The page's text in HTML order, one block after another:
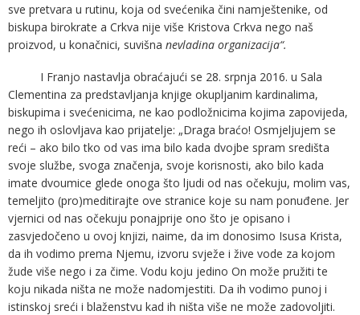
sve pretvara u rutinu, koja od svećenika čini namještenike, od
biskupa birokrate a Crkva nije više Kristova Crkva nego naš
proizvod, u konačnici, suvišna nevladina organizacija“.
I Franjo nastavlja obraćajući se 28. srpnja 2016. u Sala
Clementina za predstavljanja knjige okupljanim kardinalima,
biskupima i svećenicima, ne kao podložnicima kojima zapovijeda,
nego ih oslovljava kao prijatelje: „Draga braćo! Osmjeljujem se
reći – ako bilo tko od vas ima bilo kada dvojbe spram središta
svoje službe, svoga značenja, svoje korisnosti, ako bilo kada
imate dvoumice glede onoga što ljudi od nas očekuju, molim vas,
temeljito (pro)meditirajte ove stranice koje su nam ponuđene. Jer
vjernici od nas očekuju ponajprije ono što je opisano i
zasvjedočeno u ovoj knjizi, naime, da im donosimo Isusa Krista,
da ih vodimo prema Njemu, izvoru svježe i žive vode za kojom
žude više nego i za čime. Vodu koju jedino On može pružiti te
koju nikada ništa ne može nadomjestiti. Da ih vodimo punoj i
istinskoj sreći i blaženstvu kad ih ništa više ne može zadovoljiti.